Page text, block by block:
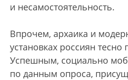
и несамостоятельность.
Впрочем, архаика и
установках россиян тесно
Успешным, социально
по данным опроса,